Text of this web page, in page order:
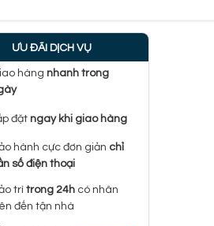
DB43
2.200.000 đ
ƯU ĐÃI DỊCH VỤ
hàng nhanh trong
đặt ngay khi giao hàng
hành cực đơn giản chỉ
số điện thoại
trì trong 24hcó nhân
đến tận nhà